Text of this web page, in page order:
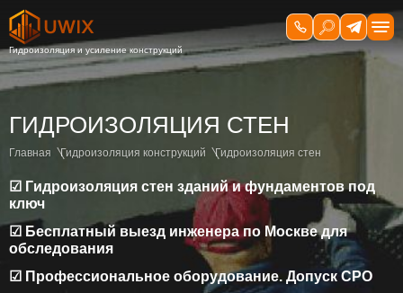
ГИДРОИЗОЛЯЦИЯ СТЕН
Главная Гидроизоляция конструкций Гидроизоляция стен
☑ Гидроизоляция стен зданий и фундаментов под
ключ
☑ Бесплатный выезд инженера по Москве для
обследования
☑ Профессиональное оборудование. Допуск СРО